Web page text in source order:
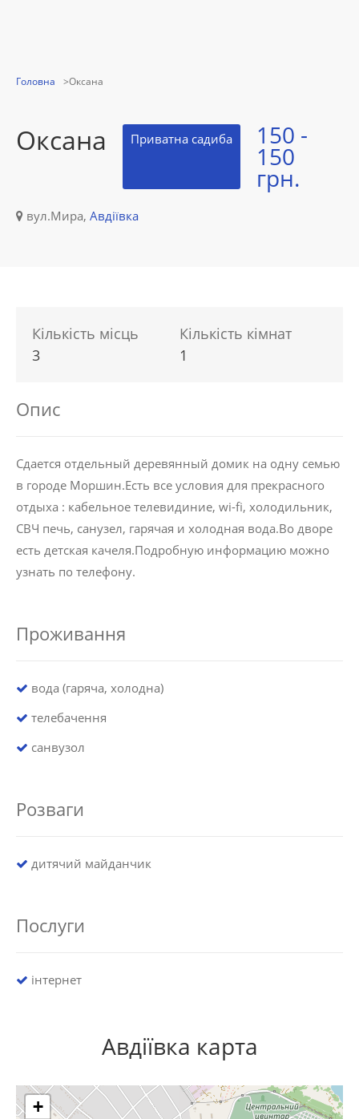
Головна Оксана
Оксана Приватна садиба 150 -
150
грн.
вул.Мира, Авдіївка
Кількість місць
3
Кількість кімнат
1
Опис
Сдается отдельный деревянный домик на одну семью
в городе Моршин.Есть все условия для прекрасного
отдыха : кабельное телевидиние, wi-fi, холодильник,
СВЧ печь, санузел, гарячая и холодная вода.Во дворе
есть детская качеля.Подробную информацию можно
узнать по телефону.
Проживання
вода (гаряча, холодна)
телебачення
санвузол
Розваги
дитячий майданчик
Послуги
інтернет
Авдіївка карта
+